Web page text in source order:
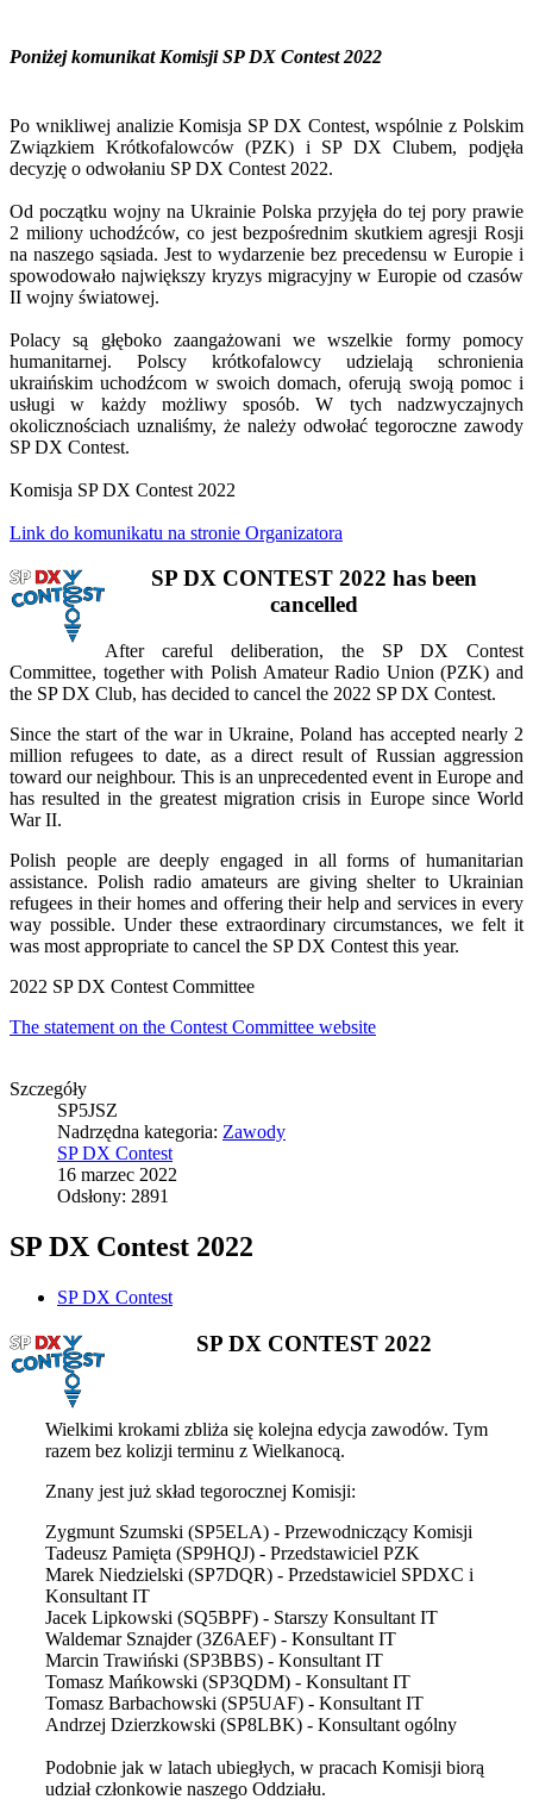
Poniżej komunikat Komisji SP DX Contest 2022
Po wnikliwej analizie Komisja SP DX Contest, wspólnie z Polskim
Związkiem Krótkofalowców (PZK) i SP DX Clubem, podjęła
decyzję o odwołaniu SP DX Contest 2022.
Od początku wojny na Ukrainie Polska przyjęła do tej pory prawie
2 miliony uchodźców, co jest bezpośrednim skutkiem agresji Rosji
na naszego sąsiada. Jest to wydarzenie bez precedensu w Europie i
spowodowało największy kryzys migracyjny w Europie od czasów
II wojny światowej.
Polacy są głęboko zaangażowani we wszelkie formy pomocy
humanitarnej. Polscy krótkofalowcy udzielają schronienia
ukraińskim uchodźcom w swoich domach, oferują swoją pomoc i
usługi w każdy możliwy sposób. W tych nadzwyczajnych
okolicznościach uznaliśmy, że należy odwołać tegoroczne zawody
SP DX Contest.
Komisja SP DX Contest 2022
Link do komunikatu na stronie Organizatora
SP DX CONTEST 2022 has been
cancelled
After careful deliberation, the SP DX Contest
Committee, together with Polish Amateur Radio Union (PZK) and
the SP DX Club, has decided to cancel the 2022 SP DX Contest.
Since the start of the war in Ukraine, Poland has accepted nearly 2
million refugees to date, as a direct result of Russian aggression
toward our neighbour. This is an unprecedented event in Europe and
has resulted in the greatest migration crisis in Europe since World
War II.
Polish people are deeply engaged in all forms of humanitarian
assistance. Polish radio amateurs are giving shelter to Ukrainian
refugees in their homes and offering their help and services in every
way possible. Under these extraordinary circumstances, we felt it
was most appropriate to cancel the SP DX Contest this year.
2022 SP DX Contest Committee
The statement on the Contest Committee website
Szczegóły
SP5JSZ
Nadrzędna kategoria: Zawody
SP DX Contest
16 marzec 2022
Odsłony: 2891
SP DX Contest 2022
SP DX Contest
SP DX CONTEST 2022
Wielkimi krokami zbliża się kolejna edycja zawodów. Tym
razem bez kolizji terminu z Wielkanocą.
Znany jest już skład tegorocznej Komisji:
Zygmunt Szumski (SP5ELA) - Przewodniczący Komisji
Tadeusz Pamięta (SP9HQJ) - Przedstawiciel PZK
Marek Niedzielski (SP7DQR) - Przedstawiciel SPDXC i
Konsultant IT
Jacek Lipkowski (SQ5BPF) - Starszy Konsultant IT
Waldemar Sznajder (3Z6AEF) - Konsultant IT
Marcin Trawiński (SP3BBS) - Konsultant IT
Tomasz Mańkowski (SP3QDM) - Konsultant IT
Tomasz Barbachowski (SP5UAF) - Konsultant IT
Andrzej Dzierzkowski (SP8LBK) - Konsultant ogólny
Podobnie jak w latach ubiegłych, w pracach Komisji biorą
udział członkowie naszego Oddziału.